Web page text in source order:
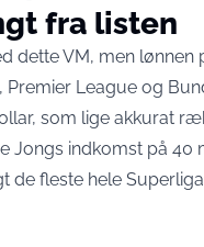
fra listen
dette VM, men
Premier League og
som lige akkurat
Jongs indkomst på 40
de fleste hele